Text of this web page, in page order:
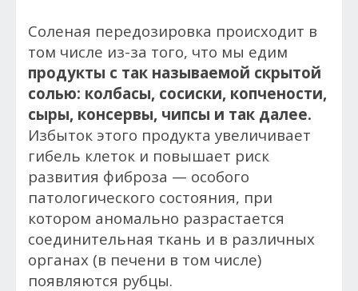
Соленая передозировка происходит в
том числе из-за того, что мы едим
продукты с так называемой скрытой
солью: колбасы, сосиски, копчености,
сыры, консервы, чипсы и так далее.
Избыток этого продукта увеличивает
гибель клеток и повышает риск
развития фиброза — особого
патологического состояния, при
котором аномально разрастается
соединительная ткань и в различных
органах (в печени в том числе)
появляются рубцы.